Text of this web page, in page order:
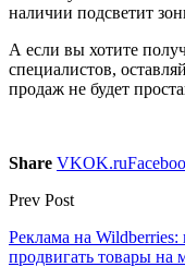
наличии подсветит
А если вы хотите
специалистов,
продаж не будет
Share VKOK.ru
Prev Post
Реклама на
продвигать товары на